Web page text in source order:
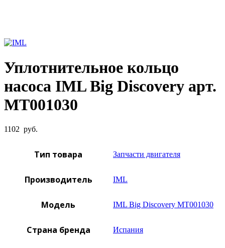
Уплотнительное кольцо
насоса IML Big Discovery арт.
MT001030
1102 руб.
Тип товара Запчасти двигателя
Производитель IML
Модель IML Big Discovery MT001030
Страна бренда Испания